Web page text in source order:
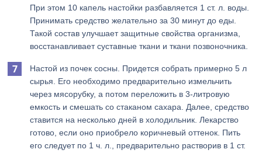
При этом 10 капель настойки разбавляется 1 ст. л. воды.
Принимать средство желательно за 30 минут до еды.
Такой состав улучшает защитные свойства организма,
восстанавливает суставные ткани и ткани позвоночника.
Настой из почек сосны. Придется собрать примерно 5 л
сырья. Его необходимо предварительно измельчить
через мясорубку, а потом переложить в 3-литровую
емкость и смешать со стаканом сахара. Далее, средство
ставится на несколько дней в холодильник. Лекарство
готово, если оно приобрело коричневый оттенок. Пить
его следует по 1 ч. л., предварительно растворив в 1 ст.